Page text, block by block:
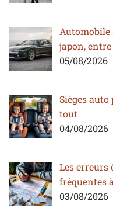
Automobile
japon,
05/08/2026
Sièges
tout
04/08/2026
Les erreurs
fréquentes
03/08/2026